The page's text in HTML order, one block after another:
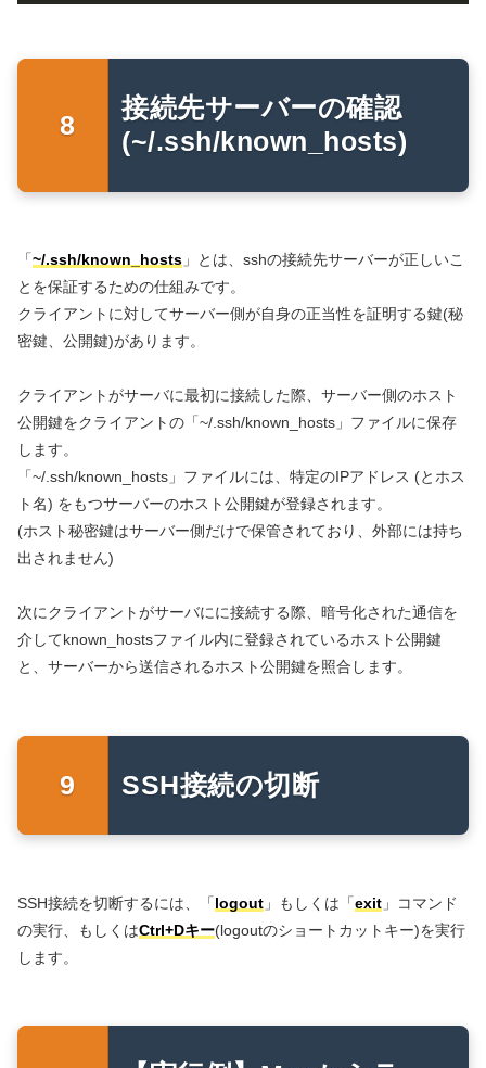
接続先サーバーの確認
(~/.ssh/known_hosts)
「~/.ssh/known_hosts 」とは、sshの接続先サーバーが正しいこ
とを保証するための仕組みです。
クライアントに対してサーバー側が自身の正当性を証明する鍵(秘
密鍵、公開鍵)があります。
クライアントがサーバに最初に接続した際、サーバー側のホスト
公開鍵をクライアントの「~/.ssh/known_hosts」ファイルに保存
します。
「~/.ssh/known_hosts」ファイルには、特定のIPアドレス (とホス
ト名) をもつサーバーのホスト公開鍵が登録されます。
(ホスト秘密鍵はサーバー側だけで保管されており、外部には持ち
出されません)
次にクライアントがサーバにに接続する際、暗号化された通信を
介してknown_hostsファイル内に登録されているホスト公開鍵
と、サーバーから送信されるホスト公開鍵を照合します。
SSH接続の切断
SSH接続を切断するには、「logout 」もしくは「exit 」コマンド
の実行、もしくはCtrl+Dキー(logoutのショートカットキー)を実行
します。